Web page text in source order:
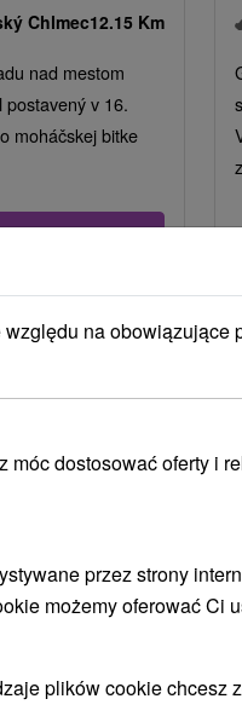
Chlmec12.15 Km
nad mestom
postavený v 16.
moháčskej bitke
POKAZ
(Park
na obowiązujące
dostosować oferty i
przez strony
możemy oferować Ci
plików cookie chcesz